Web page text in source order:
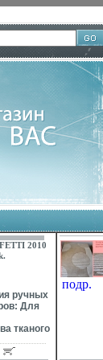
2010
ручных
Для
тканого
подр.